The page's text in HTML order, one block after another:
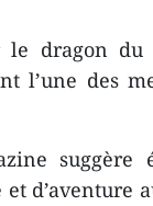
le dragon du
l’une des
suggère
d’aventure